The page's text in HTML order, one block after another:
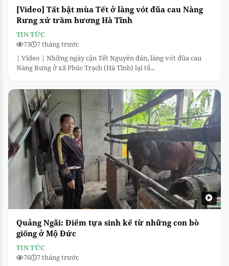
[Video] Tất bật mùa Tết ở làng vót đũa cau Nàng
Rưng xứ trầm hương Hà Tĩnh
TIN TỨC
73
7 tháng trước
| Video | Những ngày cận Tết Nguyên đán, làng vót đũa cau
Nàng Rưng ở xã Phúc Trạch (Hà Tĩnh) lại tấ...
Quảng Ngãi: Điểm tựa sinh kế từ những con bò
giống ở Mộ Đức
TIN TỨC
76
7 tháng trước